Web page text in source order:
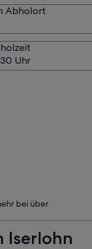
Abholort
Abholort
bei über
Iserlohn